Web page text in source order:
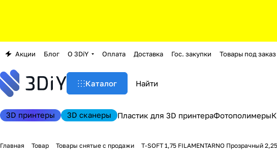
Акции Блог О 3DiY Оплата Доставка Гос. закупки Товары под заказ
Каталог
3D принтеры 3D сканеры Пластик для 3D принтераФотополимеры
Главная Товар Товары снятые с продажи T-SOFT 1,75 FILAMENTARNO Прозрачный